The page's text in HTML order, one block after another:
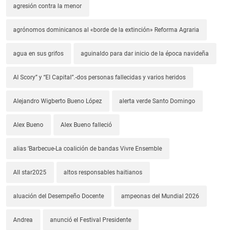
agresión contra la menor
agrónomos dominicanos al «borde de la extinción» Reforma Agraria
agua en sus grifos aguinaldo para dar inicio de la época navideña
Al Scory” y “El Capital”.-dos personas fallecidas y varios heridos
Alejandro Wigberto Bueno López alerta verde Santo Domingo
Alex Bueno Alex Bueno falleció
alias ‘Barbecue-La coalición de bandas Vivre Ensemble
All star2025 altos responsables haitianos
aluación del Desempeño Docente ampeonas del Mundial 2026
Andrea anunció el Festival Presidente